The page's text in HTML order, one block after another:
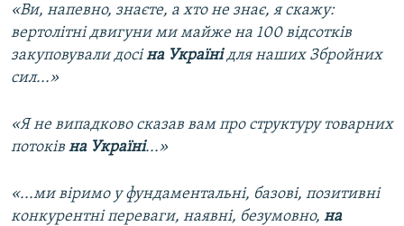
«Ви, напевно, знаєте, а хто не знає, я скажу:
вертолітні двигуни ми майже на 100 відсотків
закуповували досіна Українідля наших Збройних
сил...»
«Я не випадково сказав вам про структуру товарних
потоків на Україні...»
«...ми віримо у фундаментальні, базові, позитивні
конкурентні переваги, наявні, безумовно, на